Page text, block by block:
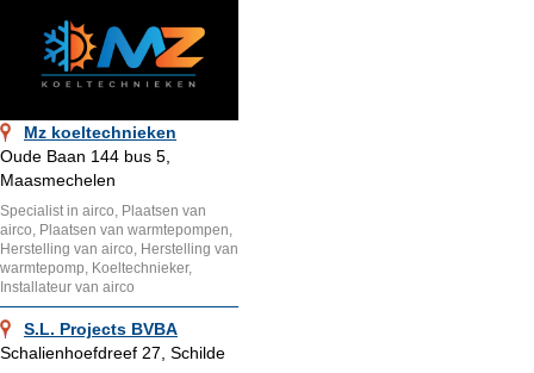
Mz koeltechnieken
Oude Baan 144 bus 5,
Maasmechelen
Specialist in airco, Plaatsen van
airco, Plaatsen van warmtepompen,
Herstelling van airco, Herstelling van
warmtepomp, Koeltechnieker,
Installateur van airco
S.L. Projects BVBA
Schalienhoefdreef 27, Schilde